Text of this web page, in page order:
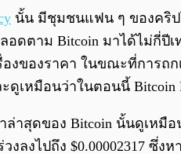
นั้น มีชุมชนแฟน ๆ ของคริ
อดตาม Bitcoin มาได้ไม่กี่
งของราคา ในขณะที่การถ
ดูเหมือนว่าในตอนนี้ Bitcoin
ล่าสุดของ Bitcoin นั้นดูเหมื
งลงไปถึง $0.00002317 ซึ่